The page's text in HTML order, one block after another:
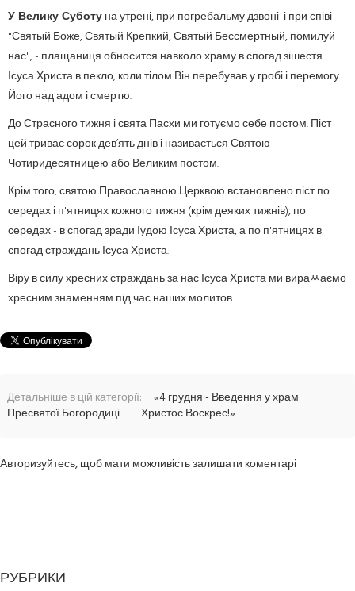
У Велику Суботуна утрені, при погребальму дзвоні і при співі
"Святый Боже, Святый Крепкий, Святый Бессмер­т­ный, помилуй
нас", - плащаниця обносится навколо храму в спогад зішестя
Ісуса Христа в пекло, коли тілом Він перебував у гробі і перемогу
Його над адом і смертю.
До Страсного тижня і свята Пасхи ми готуємо себе постом. Піст
цей триває сорок дев’ять днів і називається Святою
Чотиридесятницею або Великим постом.
Крім того, святою Православною Церквою встановлено піст по
середах і п'ятницях кожного тижня (крім деяких тижнів), по
середах - в спогад зради Іудою Ісуса Христа, а по п'ятницях в
спогад страждань Ісуса Христа.
Віру в силу хресних страждань за нас Ісуса Христа ми вираﾶаємо
хресним знаменням під час наших молитов.
Детальніше в цій категорії:
«4 грудня - Введення у храм
Пресвятої Богородиці
Христос Воскрес!»
Авторизуйтесь, щоб мати можливість залишати коментарі
РУБРИКИ